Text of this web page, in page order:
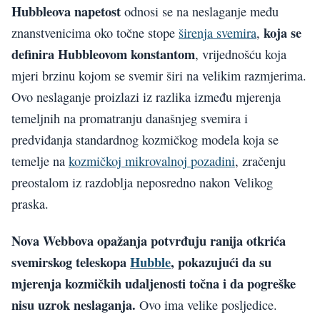
Hubbleova napetost odnosi se na neslaganje među
znanstvenicima oko točne stope širenja svemira, koja se
definiraHubbleovom konstantom, vrijednošću koja
mjeri brzinu kojom se svemir širi na velikim razmjerima.
Ovo neslaganje proizlazi iz razlika između mjerenja
temeljnih na promatranju današnjeg svemira i
predviđanja standardnog kozmičkog modela koja se
temelje na kozmičkoj mikrovalnoj pozadini, zračenju
preostalom iz razdoblja neposredno nakon Velikog
praska.
Nova Webbova opažanja potvrđuju ranija otkrića
svemirskog teleskopaHubble, pokazujući da su
mjerenja kozmičkih udaljenosti točna i da pogreške
nisu uzrok neslaganja. Ovo ima velike posljedice.